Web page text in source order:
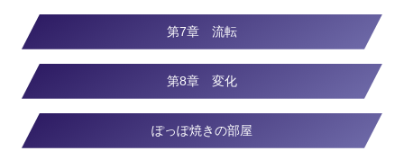
第7章 流転
第8章 変化
ぽっぽ焼きの部屋